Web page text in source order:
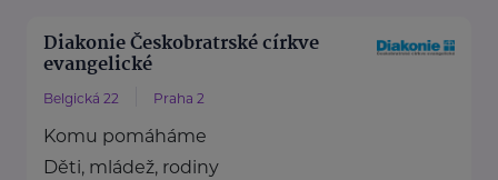
Diakonie Českobratrské církve
evangelické
Belgická 22 Praha 2
Komu pomáháme
Děti, mládež, rodiny